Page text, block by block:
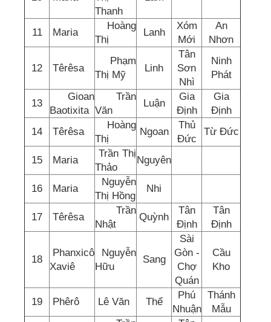
Thanh
11 Maria
Hoàng
Thị
Lanh
Xóm
Mới
An
Nhơn
12 Têrêsa
Phạm
Thị Mỹ
Linh
Tân
Sơn
Nhì
Ninh
Phát
13
Gioan
Baotixita
Trần
Văn
Luận
Gia
Định
Gia
Định
14
Têrêsa
Hoàng
Thị
Ngoan
Thủ
Đức
Từ Đức
15 Maria
Trần Thị
Thảo
Nguyên
16 Maria
Nguyễn
Thị Hồng
Nhi
17 Têrêsa
Trần
Nhật
Quỳnh
Tân
Định
Tân
Định
18
Phanxicô
Xaviê
Nguyễn
Hữu
Sang
Sài
Gòn -
Chợ
Quán
Cầu
Kho
19 Phêrô Lê Văn Thể
Phú
Nhuận
Thánh
Mẫu